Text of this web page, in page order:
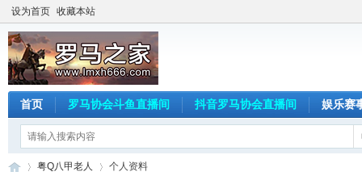
设为首页 收藏本站
首页 罗马协会斗鱼直播间 抖音罗马协会直播间 娱乐赛
粤Q八甲老人 个人资料